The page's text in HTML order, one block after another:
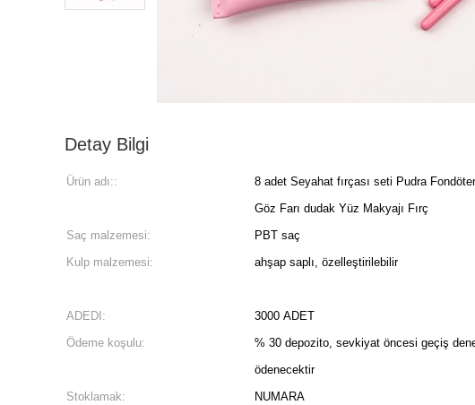
Detay Bilgi
Ürün adı::
8 adet Seyahat fırçası seti Pudra
Göz Farı dudak Yüz Makyajı Fırç
Saç malzemesi: PBT saç
Kulp malzemesi:
ahşap saplı, özelleştirilebilir
ADEDI:
3000 ADET
Ödeme koşulu:
% 30 depozito, sevkiyat öncesi geçiş
ödenecektir
Stoklamak:
NUMARA